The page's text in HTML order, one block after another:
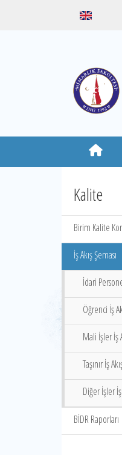
Kalite
Birim Kalite
İş Akış Şeması
İdari
Öğrenci İş
Mali İşler İş
Taşınır İş
Diğer İşler
BİDR Raporları